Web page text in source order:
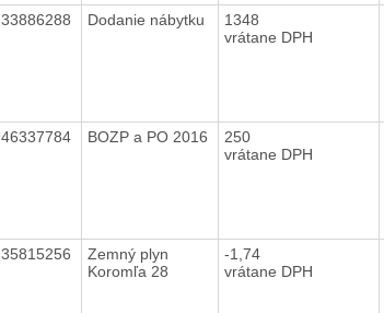
33886288 Dodanie nábytku
1348
vrátane DPH
46337784 BOZP a PO 2016
250
vrátane DPH
35815256
Zemný plyn
Koromľa 28
-1,74
vrátane DPH